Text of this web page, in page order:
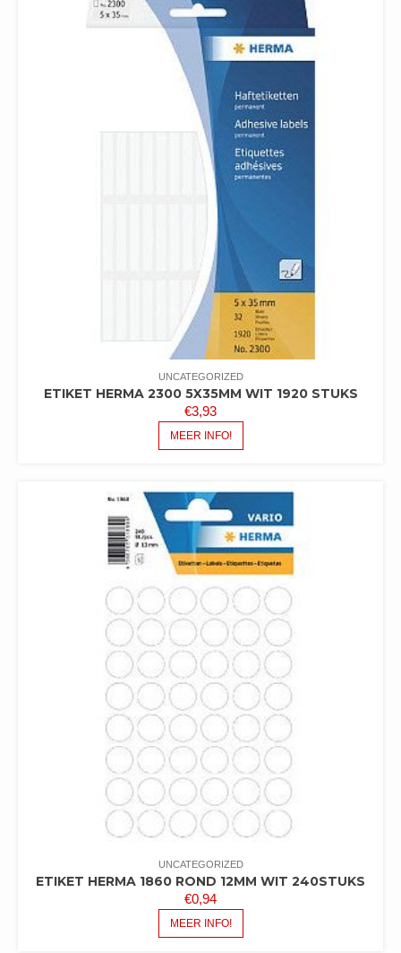
UNCATEGORIZED
ETIKET HERMA 2300 5X35MM WIT 1920 STUKS
€3,93
MEER INFO!
UNCATEGORIZED
ETIKET HERMA 1860 ROND 12MM WIT 240STUKS
€0,94
MEER INFO!